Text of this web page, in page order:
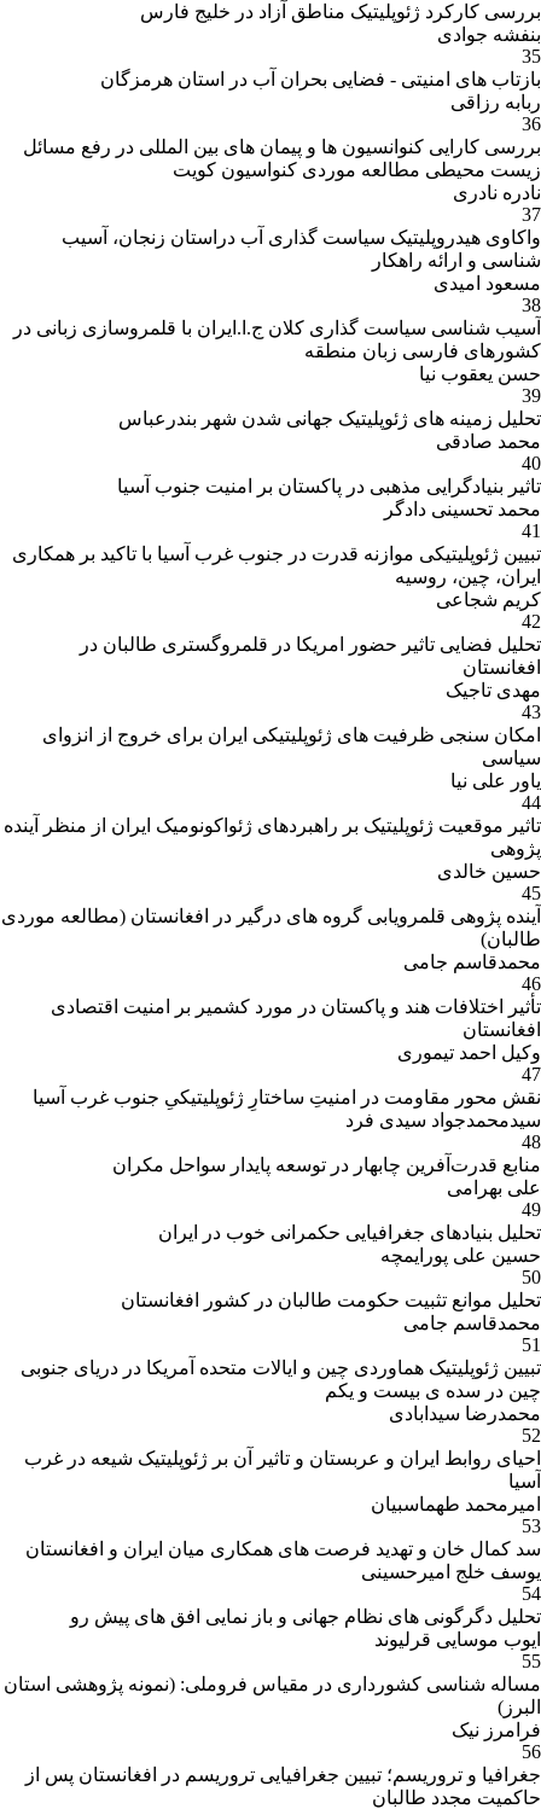
بررسی کارکرد ژئوپلیتیک مناطق آزاد در خلیج فارس
بنفشه جوادی
35
بازتاب های امنیتی - فضایی بحران آب در استان هرمزگان
ربابه رزاقی
36
بررسی کارایی کنوانسیون ها و پیمان های بین المللی در رفع مسائل
زیست محیطی مطالعه موردی کنواسیون کویت
نادره نادری
37
واکاوی هیدروپلیتیک سیاست گذاری آب دراستان زنجان، آسیب
شناسی و ارائه راهکار
مسعود امیدی
38
آسیب شناسی سیاست گذاری کلان ج.ا.ایران با قلمروسازی زبانی در
کشورهای فارسی زبان منطقه
حسن یعقوب نیا
39
تحلیل زمینه های ژئوپلیتیک جهانی شدن شهر بندرعباس
محمد صادقی
40
تاثیر بنیادگرایی مذهبی در پاکستان بر امنیت جنوب آسیا
محمد تحسینی دادگر
41
تبیین ژئوپلیتیکی موازنه قدرت در جنوب غرب آسیا با تاکید بر همکاری
ایران، چین، روسیه
کریم شجاعی
42
تحلیل فضایی تاثیر حضور امریکا در قلمروگستری طالبان در
افغانستان
مهدی تاجیک
43
امکان سنجی ظرفیت های ژئوپلیتیکی ایران برای خروج از انزوای
سیاسی
یاور علی نیا
44
تاثیر موقعیت ژئوپلیتیک بر راهبردهای ژئواکونومیک ایران از منظر آینده
پژوهی
حسین خالدی
45
آینده پژوهی قلمرویابی گروه های درگیر در افغانستان (مطالعه موردی
طالبان)
محمدقاسم جامی
46
تأثیر اختلافات هند و پاکستان در مورد کشمیر بر امنیت اقتصادی
افغانستان
وکیل احمد تیموری
47
نقش محور مقاومت در امنیتِ ساختارِ ژئوپلیتیکیِ جنوب غرب آسیا
سیدمحمدجواد سیدی فرد
48
منابع قدرت‌آفرین چابهار در توسعه پایدار سواحل مکران
علی بهرامی
49
تحلیل بنیادهای جغرافیایی حکمرانی خوب در ایران
حسین علی پورایمچه
50
تحلیل موانع تثبیت حکومت طالبان در کشور افغانستان
محمدقاسم جامی
51
تبیین ژئوپلیتیک هماوردی چین و ایالات متحده آمریکا در دریای جنوبی
چین در سده ی بیست و یکم
محمدرضا سیدابادی
52
احیای روابط ایران و عربستان و تاثیر آن بر ژئوپلیتیک شیعه در غرب
آسیا
امیرمحمد طهماسبیان
53
سد کمال خان و تهدید فرصت های همکاری میان ایران و افغانستان
یوسف خلج امیرحسینی
54
تحلیل دگرگونی های نظام جهانی و باز نمایی افق های پیش رو
ایوب موسایی قرلیوند
55
مساله شناسی کشورداری در مقیاس فروملی: (نمونه پژوهشی استان
البرز)
فرامرز نیک
56
جغرافیا و تروریسم؛ تبیین جغرافیایی تروریسم در افغانستان پس از
حاکمیت مجدد طالبان